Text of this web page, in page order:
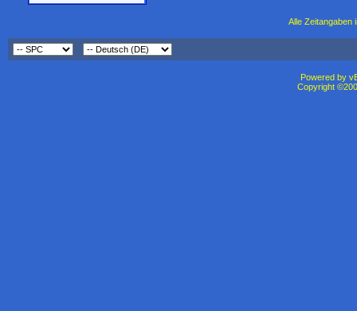
Alle Zeitangaben
Powered by
Copyright